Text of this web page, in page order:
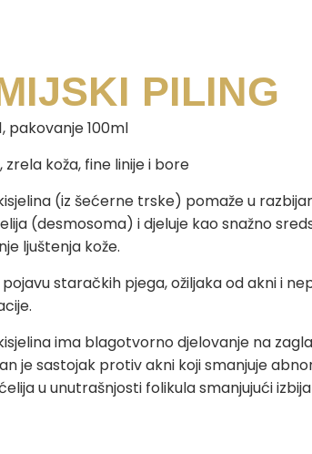
PILING
pakovanje 100ml
koža, fine linije i bore
(iz šećerne trske) pomaže u
(desmosoma) i djeluje kao snažno
ljuštenja kože.
pojavu staračkih pjega, ožiljaka od akni i
ima blagotvorno djelovanje na
je sastojak protiv akni koji smanjuje
u unutrašnjosti folikula smanjujući